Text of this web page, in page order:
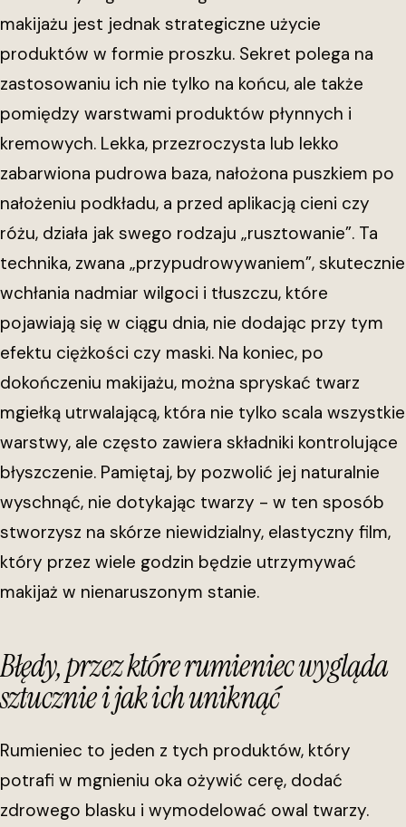
makijażu jest jednak strategiczne użycie
produktów w formie proszku. Sekret polega na
zastosowaniu ich nie tylko na końcu, ale także
pomiędzy warstwami produktów płynnych i
kremowych. Lekka, przezroczysta lub lekko
zabarwiona pudrowa baza, nałożona puszkiem po
nałożeniu podkładu, a przed aplikacją cieni czy
różu, działa jak swego rodzaju „rusztowanie”. Ta
technika, zwana „przypudrowywaniem”, skutecznie
wchłania nadmiar wilgoci i tłuszczu, które
pojawiają się w ciągu dnia, nie dodając przy tym
efektu ciężkości czy maski. Na koniec, po
dokończeniu makijażu, można spryskać twarz
mgiełką utrwalającą, która nie tylko scala wszystkie
warstwy, ale często zawiera składniki kontrolujące
błyszczenie. Pamiętaj, by pozwolić jej naturalnie
wyschnąć, nie dotykając twarzy - w ten sposób
stworzysz na skórze niewidzialny, elastyczny film,
który przez wiele godzin będzie utrzymywać
makijaż w nienaruszonym stanie.
Błędy, przez które rumieniec wygląda
sztucznie i jak ich uniknąć
Rumieniec to jeden z tych produktów, który
potrafi w mgnieniu oka ożywić cerę, dodać
zdrowego blasku i wymodelować owal twarzy.